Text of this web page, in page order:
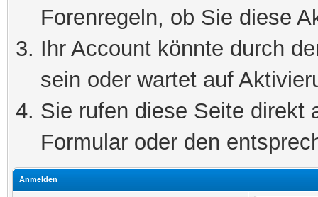
Forenregeln, ob Sie diese
Ihr Account könnte durch
sein oder wartet auf
Sie rufen diese Seite direkt
Formular oder den
Anmelden